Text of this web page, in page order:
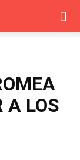
A LOS